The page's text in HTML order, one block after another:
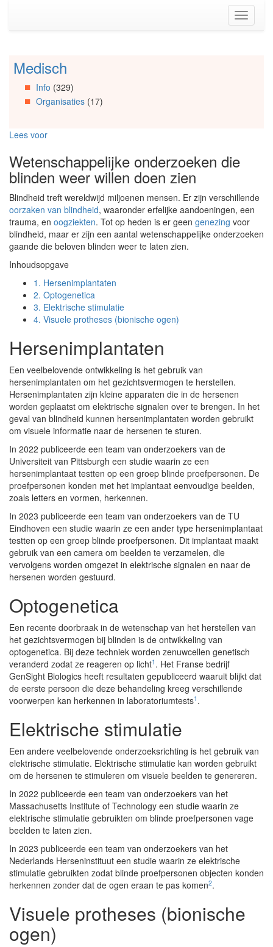
(Accesskey
Toggle
Spring
Artikels
Spring
Spring
Organisaties
Spring
Social
media
Medisch
Info (329)
Organisaties(17)
Lees voor
Wetenschappelijke onderzoeken die
blinden weer willen doen zien
Blindheid treft wereldwijd miljoenen mensen. Er zijn verschillende
oorzaken van blindheid, waaronder erfelijke aandoeningen, een
trauma, en oogziekten. Tot op heden is er geen genezing voor
blindheid, maar er zijn een aantal wetenschappelijke onderzoeken
gaande die beloven blinden weer te laten zien.
Inhoudsopgave
1. Hersenimplantaten
2. Optogenetica
3. Elektrische stimulatie
4. Visuele protheses (bionische ogen)
Hersenimplantaten
Een veelbelovende ontwikkeling is het gebruik van
hersenimplantaten om het gezichtsvermogen te herstellen.
Hersenimplantaten zijn kleine apparaten die in de hersenen
worden geplaatst om elektrische signalen over te brengen. In het
geval van blindheid kunnen hersenimplantaten worden gebruikt
om visuele informatie naar de hersenen te sturen.
In 2022 publiceerde een team van onderzoekers van de
Universiteit van Pittsburgh een studie waarin ze een
hersenimplantaat testten op een groep blinde proefpersonen. De
proefpersonen konden met het implantaat eenvoudige beelden,
zoals letters en vormen, herkennen.
In 2023 publiceerde een team van onderzoekers van de TU
Eindhoven een studie waarin ze een ander type hersenimplantaat
testten op een groep blinde proefpersonen. Dit implantaat maakt
gebruik van een camera om beelden te verzamelen, die
vervolgens worden omgezet in elektrische signalen en naar de
hersenen worden gestuurd.
Optogenetica
Een recente doorbraak in de wetenschap van het herstellen van
het gezichtsvermogen bij blinden is de ontwikkeling van
optogenetica. Bij deze techniek worden zenuwcellen genetisch
veranderd zodat ze reageren op licht1 . Het Franse bedrijf
GenSight Biologics heeft resultaten gepubliceerd waaruit blijkt dat
de eerste persoon die deze behandeling kreeg verschillende
voorwerpen kan herkennen in laboratoriumtests1 .
Elektrische stimulatie
Een andere veelbelovende onderzoeksrichting is het gebruik van
elektrische stimulatie. Elektrische stimulatie kan worden gebruikt
om de hersenen te stimuleren om visuele beelden te genereren.
In 2022 publiceerde een team van onderzoekers van het
Massachusetts Institute of Technology een studie waarin ze
elektrische stimulatie gebruikten om blinde proefpersonen vage
beelden te laten zien.
In 2023 publiceerde een team van onderzoekers van het
Nederlands Herseninstituut een studie waarin ze elektrische
stimulatie gebruikten zodat blinde proefpersonen objecten konden
herkennen zonder dat de ogen eraan te pas komen2.
Visuele protheses (bionische
ogen)